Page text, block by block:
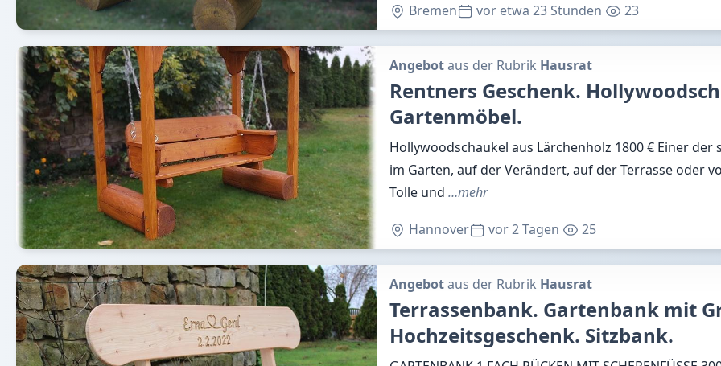
Bremen vor etwa 23 Stunden 23
Angebotaus der Rubrik Hausrat
Rentners Geschenk.
Gartenmöbel.
Hollywoodschaukel aus Lärchenholz 1800 € Einer
im Garten, auf der Verändert, auf der Terrasse oder
Tolle und …mehr
Hannover vor 2 Tagen 25
Angebotaus der Rubrik Hausrat
Terrassenbank. Gartenbank mit
Hochzeitsgeschenk. Sitzbank.